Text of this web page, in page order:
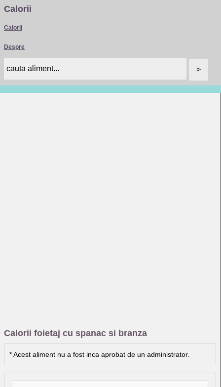
Calorii
Calorii
Despre
Calorii foietaj cu spanac si branza
* Acest aliment nu a fost inca aprobat de un administrator.